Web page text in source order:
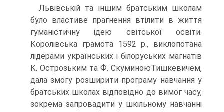
Львівській та іншим братським школам
було властиве прагнення втілити в життя
гуманістичну ідею світської освіти.
Королівська грамота 1592 р., виклопотана
лідерами українських і білоруських магнатів
К. Острозьким та Ф. СкуминоюТишкевичем,
дала змогу розширити програму навчання у
братських школах відповідно до вимог часу,
зокрема запровадити у шкільному навчанні